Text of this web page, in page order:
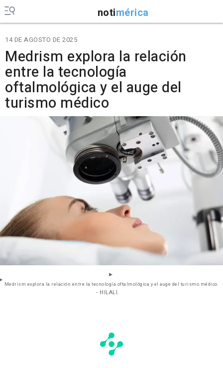
notimérica
14 DE AGOSTO DE 2025
Medrism explora la relación
entre la tecnología
oftalmológica y el auge del
turismo médico
Medrism explora la relación entre la tecnología oftalmológica y el auge del turismo médico.
- HILALI.